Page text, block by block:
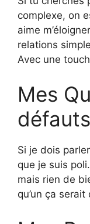
complexe, on
aime
relations
Avec une
Mes
défauts
Si je dois
que je suis
mais rien de
qu’un ça